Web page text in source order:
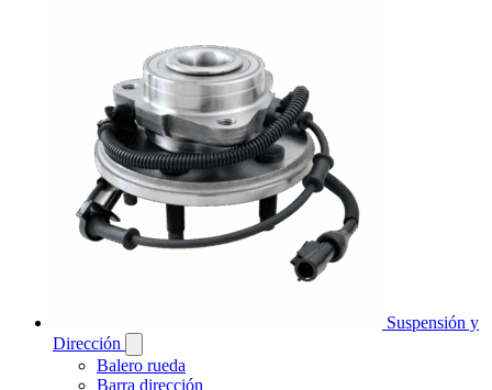
Suspensión y
Dirección
Balero rueda
Barra dirección